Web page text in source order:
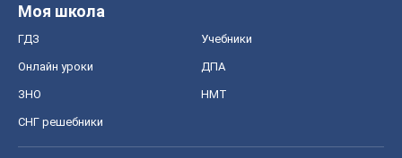
Моя школа
ГДЗ Учебники
Онлайн уроки ДПА
ЗНО НМТ
СНГ решебники